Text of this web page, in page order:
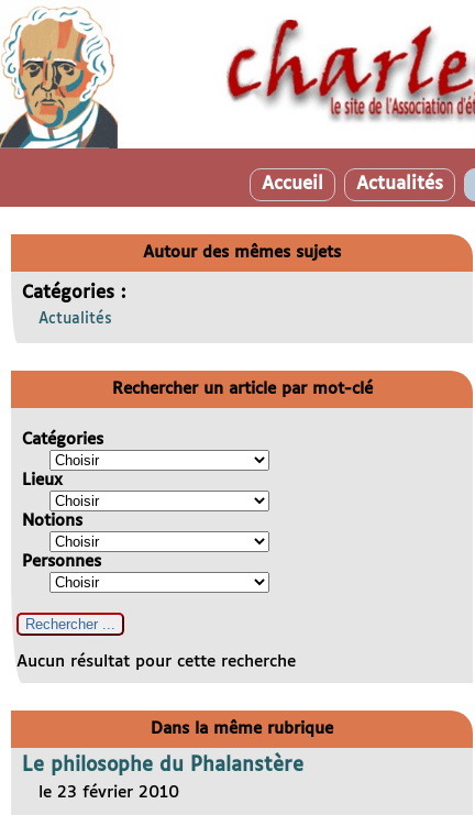
Accueil Actualités
Autour des mêmes sujets
Catégories :
Actualités
Rechercher un article par mot-clé
Catégories
Lieux
Notions
Personnes
Aucun résultat pour cette recherche
Dans la même rubrique
Le philosophe du Phalanstère
le 23 février 2010